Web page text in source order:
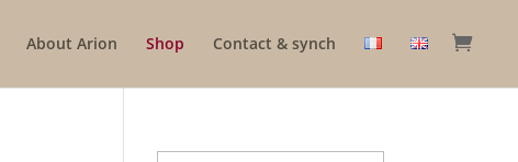
About Arion Shop Contact & synch